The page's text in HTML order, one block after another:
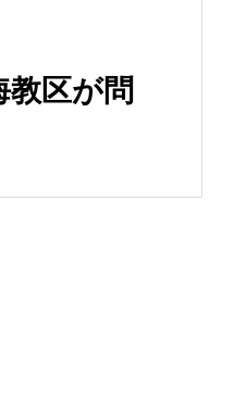
区が問